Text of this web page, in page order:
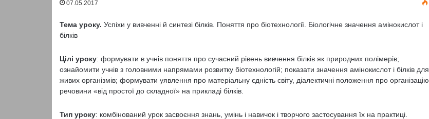
07.05.2017
Тема уроку. Успіхи у вивченні й синтезі білків. Поняття про біотехнології. Біологічне значення амінокислот і
білків
Цілі уроку: формувати в учнів поняття про сучасний рівень вивчення білків як природних полімерів;
ознайомити учнів з головними напрямами розвитку біотехнологій; показати значення амінокислот і білків для
живих організмів; формувати уявлення про матеріальну єдність світу, діалектичні положення про організацію
речовини «від простої до складної» на прикладі білків.
Тип уроку: комбінований урок засвоєння знань, умінь і навичок і творчого застосування їх на практиці.